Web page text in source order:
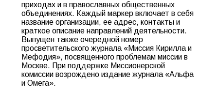
приходах и в православных общественных
объединениях. Каждый маркер включает в себя
название организации, ее адрес, контакты и
краткое описание направлений деятельности.
Выпущен также очередной номер
просветительского журнала «Миссия Кирилла и
Мефодия», посвященного проблемам миссии в
Москве. При поддержке Миссионерской
комиссии возрождено издание журнала «Альфа
и Омега».